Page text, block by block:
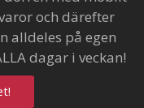
och därefter
alldeles på egen
dagar i veckan!